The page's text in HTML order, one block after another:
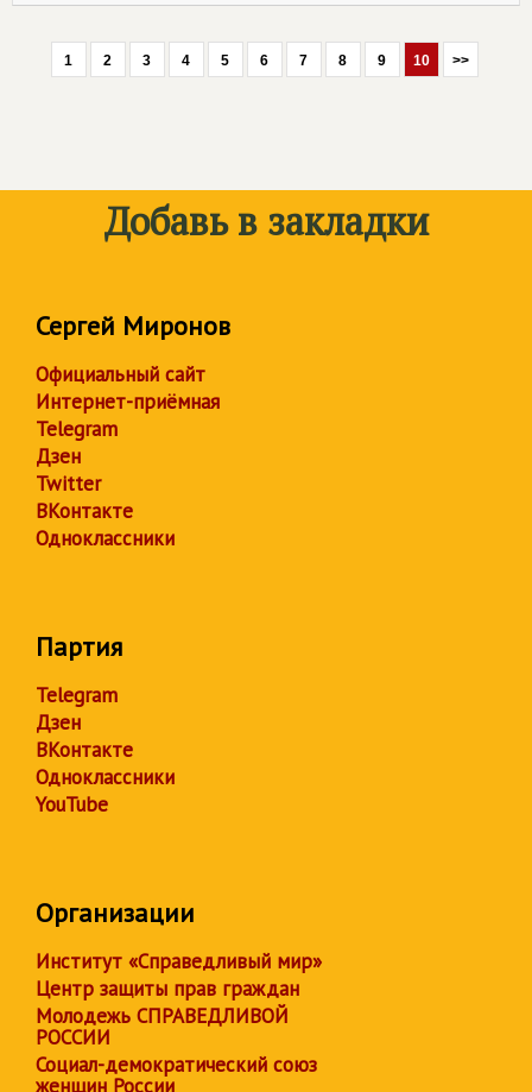
1 2 3 4 5 6 7 8 9 10 >>
Добавь в закладки
Сергей Миронов
Официальный сайт
Интернет-приёмная
Telegram
Дзен
Twitter
ВКонтакте
Одноклассники
Партия
Telegram
Дзен
ВКонтакте
Одноклассники
YouTube
Организации
Институт «Справедливый мир»
Центр защиты прав граждан
Молодежь СПРАВЕДЛИВОЙ
РОССИИ
Социал-демократический союз
женщин России